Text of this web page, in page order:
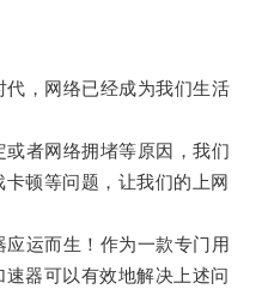
，网络已经成为我们生活
者网络拥堵等原因，我们
顿等问题，让我们的上网
运而生！作为一款专门用
器可以有效地解决上述问